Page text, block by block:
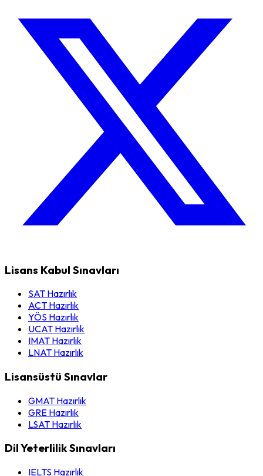
Lisans Kabul Sınavları
SAT Hazırlık
ACT Hazırlık
YÖS Hazırlık
UCAT Hazırlık
IMAT Hazırlık
LNAT Hazırlık
Lisansüstü Sınavlar
GMAT Hazırlık
GRE Hazırlık
LSAT Hazırlık
Dil Yeterlilik Sınavları
IELTS Hazırlık